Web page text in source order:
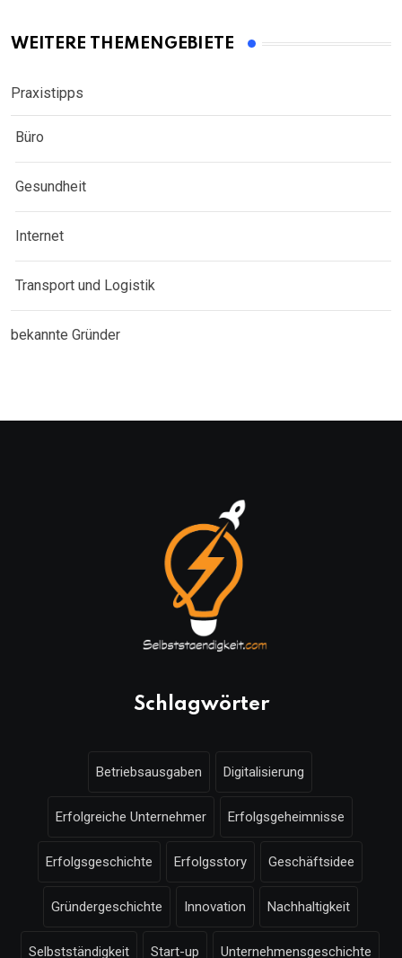
WEITERE THEMENGEBIETE
Praxistipps
Büro
Gesundheit
Internet
Transport und Logistik
bekannte Gründer
Schlagwörter
Betriebsausgaben Digitalisierung
Erfolgreiche Unternehmer Erfolgsgeheimnisse
Erfolgsgeschichte Erfolgsstory Geschäftsidee
Gründergeschichte Innovation Nachhaltigkeit
Selbstständigkeit Start-up Unternehmensgeschichte